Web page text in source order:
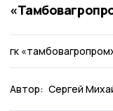
гк
Автор: Сергей